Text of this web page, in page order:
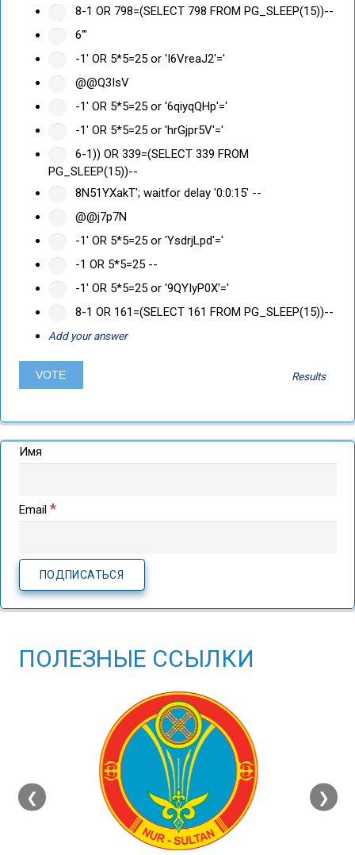
8-1 OR 798=(SELECT 798 FROM PG_SLEEP(15))--
6'"
-1' OR 5*5=25 or 'I6VreaJ2'='
@@Q3IsV
-1' OR 5*5=25 or '6qiyqQHp'='
-1' OR 5*5=25 or 'hrGjpr5V'='
6-1)) OR 339=(SELECT 339 FROM
PG_SLEEP(15))--
8N51YXakT'; waitfor delay '0:0:15' --
@@j7p7N
-1' OR 5*5=25 or 'YsdrjLpd'='
-1 OR 5*5=25 --
-1' OR 5*5=25 or '9QYIyP0X'='
8-1 OR 161=(SELECT 161 FROM PG_SLEEP(15))--
Add your answer
Results
Имя
Email *
ПОЛЕЗНЫЕ ССЫЛКИ
❮ ❯